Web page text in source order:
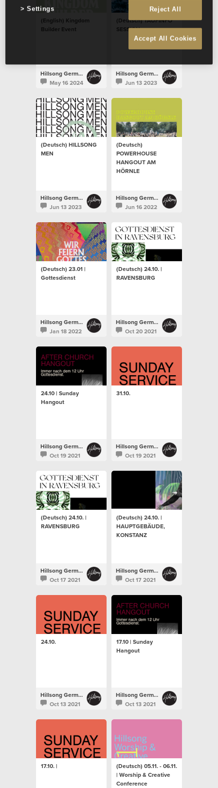
(English) Kingdom
Builder Event
Hillsong Germany
May 16 2024
(Deutsch) TAUFINFO
SESSION
Hillsong Germany
Jun 13 2023
(Deutsch) HILLSONG
MEN
Hillsong Germany
Jun 13 2023
(Deutsch)
POWERHOUSE
HANGOUT AM
HÖRNLE
Hillsong Germany
Jun 16 2022
(Deutsch) 23.01 |
Gottesdienst
Hillsong Germany
Jan 18 2022
(Deutsch) 24.10. |
RAVENSBURG
Hillsong Germany
Oct 20 2021
24.10 | Sunday
Hangout
Hillsong Germany
Oct 19 2021
31.10.
Hillsong Germany
Oct 19 2021
(Deutsch) 24.10. |
RAVENSBURG
Hillsong Germany
Oct 17 2021
(Deutsch) 24.10. |
HAUPTGEBÄUDE,
KONSTANZ
Hillsong Germany
Oct 17 2021
24.10.
Hillsong Germany
Oct 13 2021
17.10 | Sunday
Hangout
Hillsong Germany
Oct 13 2021
17.10. |
(Deutsch) 05.11. - 06.11.
| Worship & Creative
Conference
Reject All
Accept All Cookies
Settings